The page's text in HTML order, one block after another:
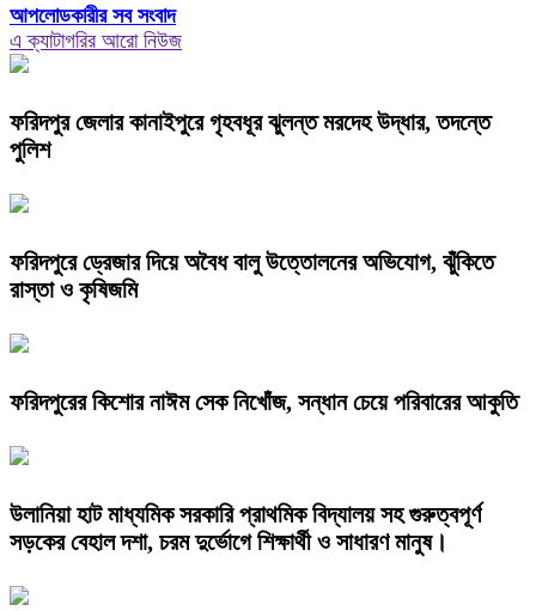
আপলোডকারীর সব সংবাদ
এ ক্যাটাগরির আরো নিউজ
ফরিদপুর জেলার কানাইপুরে গৃহবধূর ঝুলন্ত মরদেহ উদ্ধার, তদন্তে
পুলিশ
ফরিদপুরে ড্রেজার দিয়ে অবৈধ বালু উত্তোলনের অভিযোগ, ঝুঁকিতে
রাস্তা ও কৃষিজমি
ফরিদপুরের কিশোর নাঈম সেক নিখোঁজ, সন্ধান চেয়ে পরিবারের আকুতি
উলানিয়া হাট মাধ্যমিক সরকারি প্রাথমিক বিদ্যালয় সহ গুরুত্বপূর্ণ
সড়কের বেহাল দশা, চরম দুর্ভোগে শিক্ষার্থী ও সাধারণ মানুষ।